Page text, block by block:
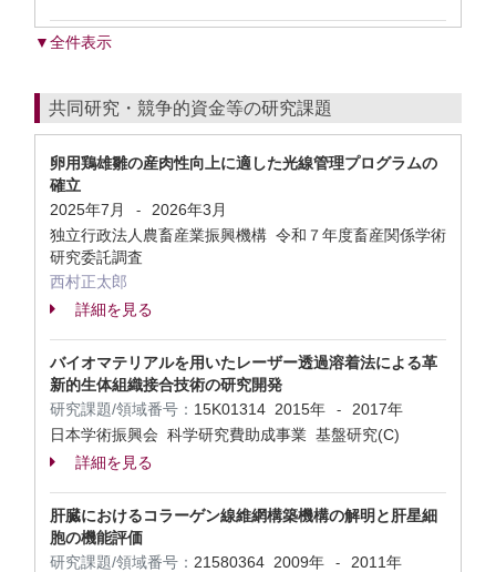
▼全件表示
共同研究・競争的資金等の研究課題
卵用鶏雄雛の産肉性向上に適した光線管理プログラムの
確立
2025年7月
-
2026年3月
独立行政法人農畜産業振興機構 令和７年度畜産関係学術
研究委託調査
西村正太郎
詳細を見る
バイオマテリアルを用いたレーザー透過溶着法による革
新的生体組織接合技術の研究開発
研究課題/領域番号： 15K01314 2015年 -
2017年
日本学術振興会 科学研究費助成事業 基盤研究(C)
詳細を見る
肝臓におけるコラーゲン線維網構築機構の解明と肝星細
胞の機能評価
研究課題/領域番号： 21580364 2009年 -
2011年